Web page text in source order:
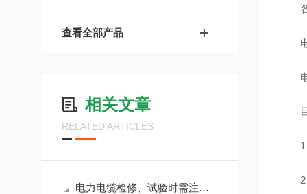
查看全部产品
相关文章
RELATED ARTICLES
电力电缆检修、试验时需注意的事项
各
电
电
目
1
2